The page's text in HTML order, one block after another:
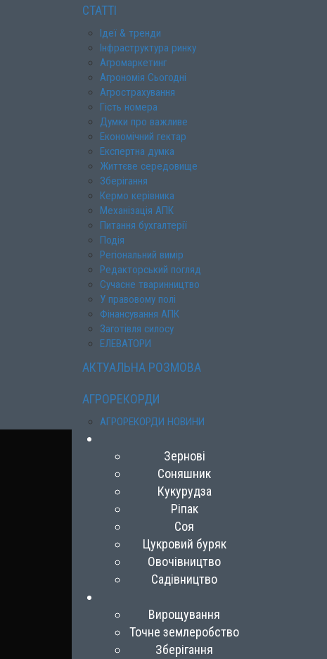
СТАТТІ
Ідеї & тренди
Інфраструктура ринку
Агромаркетинг
Агрономія Сьогодні
Агрострахування
Гість номера
Думки про важливе
Економічний гектар
Експертна думка
Життєве середовище
Зберігання
Кермо керівника
Механізація АПК
Питання бухгалтерії
Подія
Регіональний вимір
Редакторський погляд
Сучасне тваринництво
У правовому полі
Фінансування АПК
Заготівля силосу
ЕЛЕВАТОРИ
АКТУАЛЬНА РОЗМОВА
АГРОРЕКОРДИ
АГРОРЕКОРДИ НОВИНИ
Зернові
Соняшник
Кукурудза
Ріпак
Соя
Цукровий буряк
Овочівництво
Садівництво
Вирощування
Точне землеробство
Зберігання